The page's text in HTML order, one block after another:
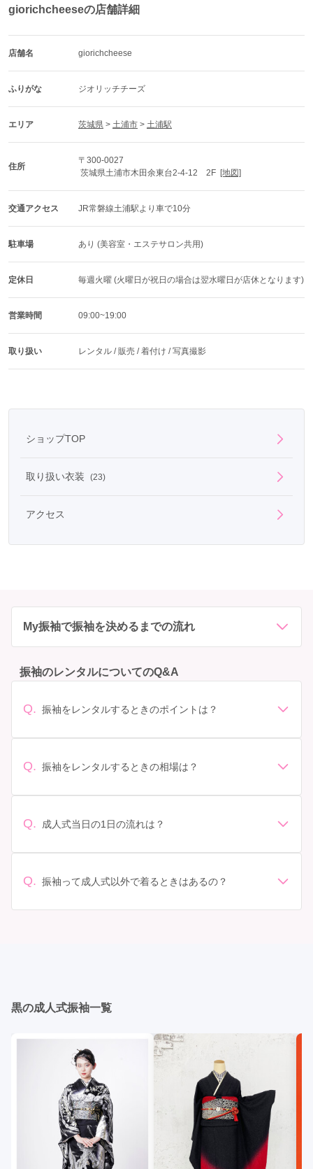
giorichcheeseの店舗詳細
店舗名 giorichcheese
ふりがな ジオリッチチーズ
エリア 茨城県 > 土浦市 > 土浦駅
住所
〒300-0027
茨城県土浦市木田余東台2-4-12　2F [地図]
交通アクセス JR常磐線土浦駅より車で10分
駐車場 あり (美容室・エステサロン共用)
定休日 毎週火曜 (火曜日が祝日の場合は翌水曜日が店休となります)
営業時間 09:00~19:00
取り扱い レンタル / 販売 / 着付け / 写真撮影
ショップTOP
取り扱い衣装 (23)
アクセス
My振袖で振袖を決めるまでの流れ
振袖のレンタルについてのQ&A
Q. 振袖をレンタルするときのポイントは？
があります。 サイズ選び: 自分の体型に合ったサイズを
ンタル料金に含まれるもの（小物や帯、草履など）を確
っかり確認しておく必要があります。 お店選び: 評判や
しょう。
Q. 振袖をレンタルするときの相場は？
されています。 高級なものやブランド物になると、それ
Q. 成人式当日の1日の流れは？
人式: 一般的に午前中に成人式が行わる場合が多いです
Q. 振袖って成人式以外で着るときはあるの？
黒の成人式振袖一覧